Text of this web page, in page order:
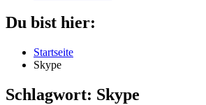
Du bist hier:
Startseite
Skype
Schlagwort: Skype